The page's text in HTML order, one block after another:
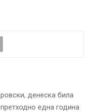
денеска била
една година